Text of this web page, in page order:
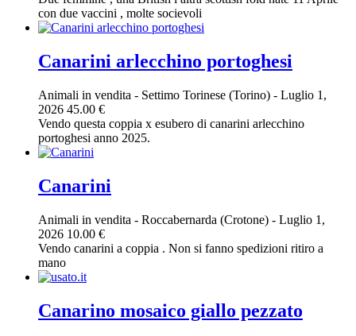
con due vaccini , molte socievoli
Canarini arlecchino portoghesi
Animali in vendita - Settimo Torinese (Torino) - Luglio 1,
2026 45.00 €
Vendo questa coppia x esubero di canarini arlecchino
portoghesi anno 2025.
Canarini
Animali in vendita - Roccabernarda (Crotone) - Luglio 1,
2026 10.00 €
Vendo canarini a coppia . Non si fanno spedizioni ritiro a
mano
Canarino mosaico giallo pezzato